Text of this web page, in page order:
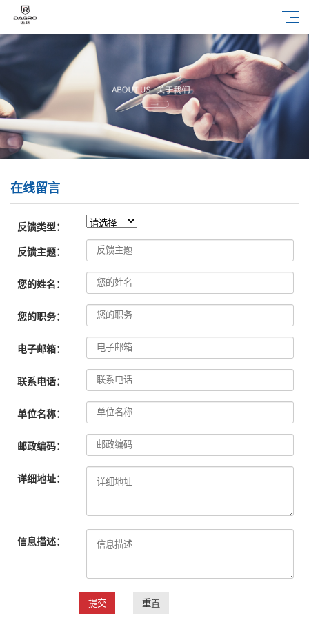
在线留言
反馈类型：
反馈主题：
您的姓名：
您的职务：
电子邮箱：
联系电话：
单位名称：
邮政编码：
详细地址：
信息描述：